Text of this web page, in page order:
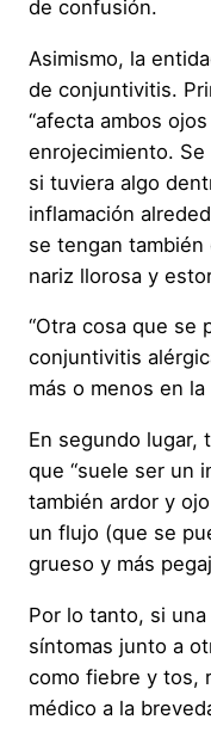
de confusión.
Asimismo, la
de conjuntivitis.
“afecta ambos
enrojecimiento.
si tuviera algo
inflamación
se tengan
nariz llorosa y
“Otra cosa que se
conjuntivitis
más o menos en la
En segundo lugar,
que “suele ser un
también ardor y
un flujo (que se
grueso y más
Por lo tanto, si
síntomas junto a
como fiebre y tos,
médico a la